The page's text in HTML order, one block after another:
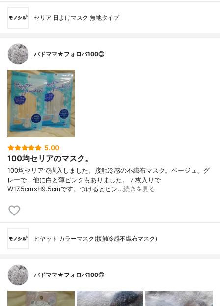
セリア 日よけマスク 無地タイプ
バドママ★フォロバ100◎
5.00
100均セリアのマスク。
100均セリアで購入しました。接触冷感の不織布マスク。ベージュ、グ
レーで、他に白と薄ピンクもありました。７枚入りで
W17.5cm×H9.5cmです。つけるとヒン…続きを見る
ヒヤット カラーマスク(接触冷感不織布マスク)
バドママ★フォロバ100◎